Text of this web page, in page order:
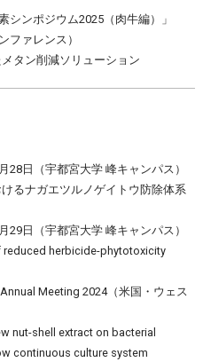
シンポジウム2025（肉牛編）」
ファレンス）
タン削減ソリューション
日（宇都宮大学 峰キャンパス）
るナガエツルノゲイトウ防除体系
日（宇都宮大学 峰キャンパス）
herbicide-phytotoxicity
Meeting 2024（米国・ウェス
nut-shell extract on bacterial
continuous culture system